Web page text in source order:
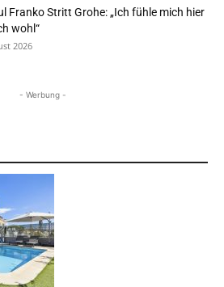
Franko Stritt Grohe: „Ich fühle mich hier
wohl“
2026
- Werbung -